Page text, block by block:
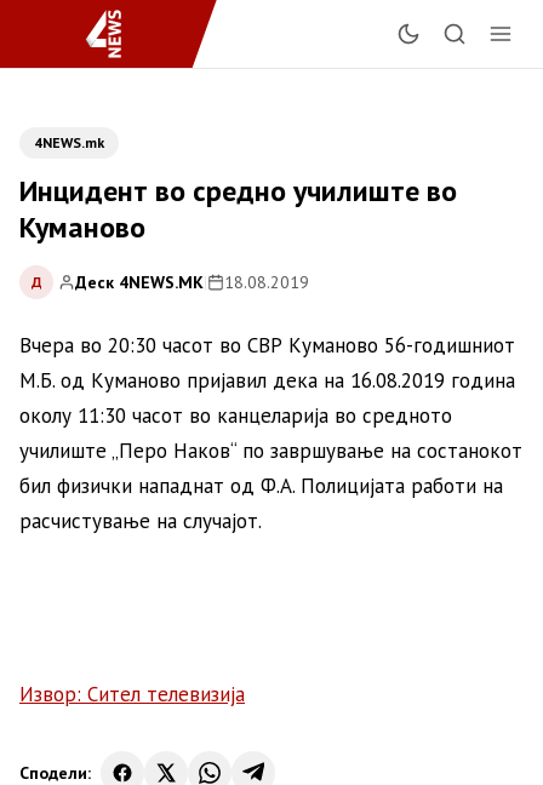
4NEWS.mk
Инцидент во средно училиште во
Куманово
Д Деск 4NEWS.MK| 18.08.2019
Вчера во 20:30 часот во СВР Куманово 56-годишниот
М.Б. од Куманово пријавил дека на 16.08.2019 година
околу 11:30 часот во канцеларија во средното
училиште „Перо Наков“ по завршување на состанокот
бил физички нападнат од Ф.А. Полицијата работи на
расчистување на случајот.
Извор: Сител телевизија
Сподели: